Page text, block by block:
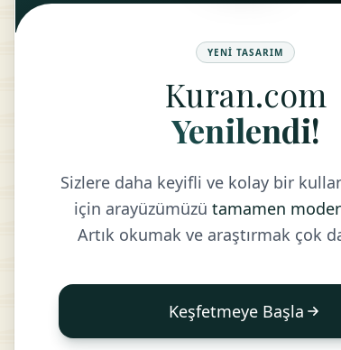
(1-2)
Gök
dümdüz
YENI TASARIM
Kuran.com
Yenilendi!
Sizlere daha keyifli ve kolay bir
için arayüzümüzü tamamen
Artık okumak ve araştırmak çok
Keşfetmeye Başla